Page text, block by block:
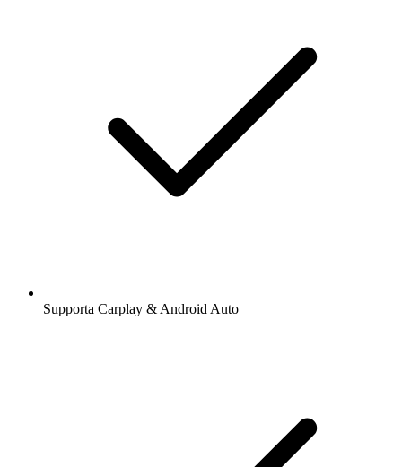
Supporta Carplay & Android Auto